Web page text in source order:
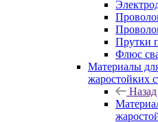
Прутки
Флюс
Материалы
жаростойких
Назад